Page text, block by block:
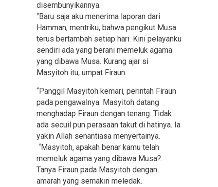
disembunyikannya.
“Baru saja aku menerima laporan dari
Hamman, mentriku, bahwa pengikut Musa
terus bertambah setiap hari. Kini pelayanku
sendiri ada yang berani memeluk agama
yang dibawa Musa. Kurang ajar si
Masyitoh itu, umpat Firaun.
“Panggil Masyitoh kemari, perintah Firaun
pada pengawalnya. Masyitoh datang
menghadap Firaun dengan tenang. Tidak
ada secuil pun perasaan takut di hatinya. Ia
yakin Allah senantiasa menyertainya.
“Masyitoh, apakah benar kamu telah
memeluk agama yang dibawa Musa?.
Tanya Firaun pada Masyitoh dengan
amarah yang semakin meledak.